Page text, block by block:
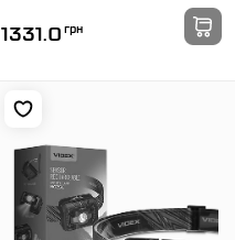
1331.0 грн